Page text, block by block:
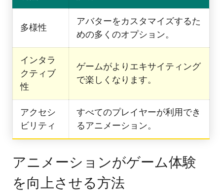
多様性
アバターをカスタマイズするた
めの多くのオプション。
インタラ
クティブ
性
ゲームがよりエキサイティング
で楽しくなります。
アクセシ
ビリティ
すべてのプレイヤーが利用でき
るアニメーション。
アニメーションがゲーム体験
を向上させる方法